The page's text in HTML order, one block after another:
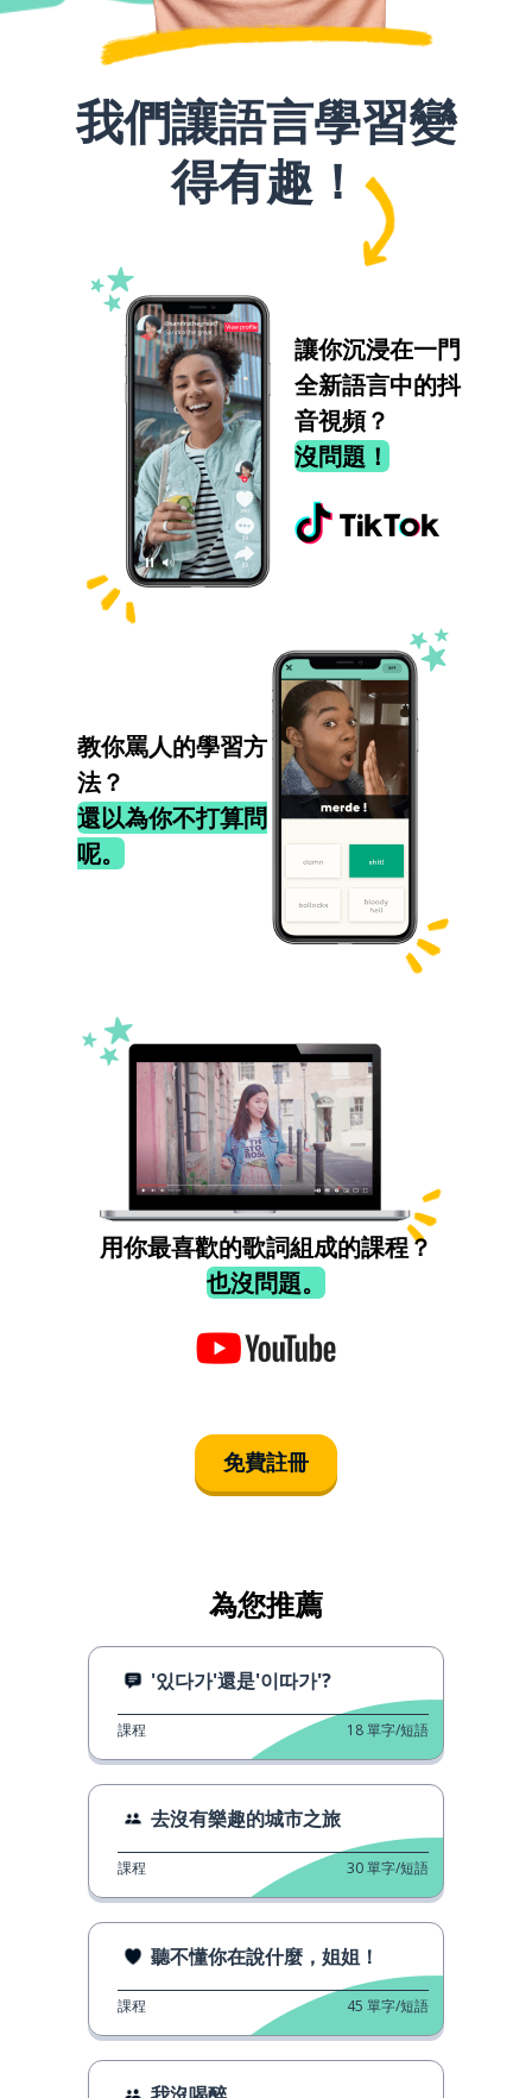
我們讓語言學習變
得有趣！
讓你沉浸在一門
全新語言中的抖
音視頻？
沒問題！
教你罵人的學習方
法？
還以為你不打算問
呢。
用你最喜歡的歌詞組成的課程？
也沒問題。
免費註冊
為您推薦
'있다가'還是'이따가'?
課程 18單字/短語
去沒有樂趣的城市之旅
課程 30單字/短語
聽不懂你在說什麼，姐姐！
課程 45 單字/短語